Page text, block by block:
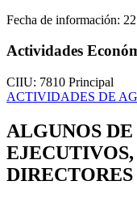
Fecha de información:
Actividades
CIIU: 7810 Principal
ACTIVIDADES DE
ALGUNOS
DIRECTORES